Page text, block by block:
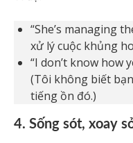
“She’s managing
xử lý cuộc khủng
“I don’t know how
(Tôi không biết
tiếng ồn đó.)
4. Sống sót, xoay